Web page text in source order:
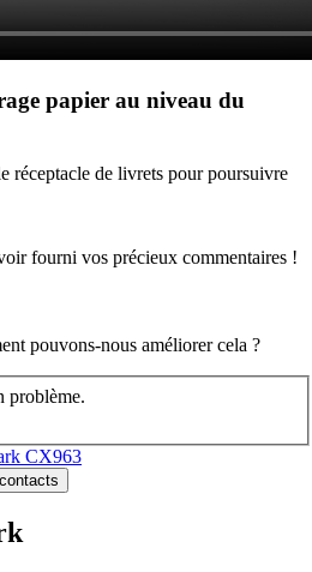
papier au niveau du
réceptacle de livrets pour poursuivre
fourni vos précieux commentaires !
pouvons-nous améliorer cela ?
problème.
CX963